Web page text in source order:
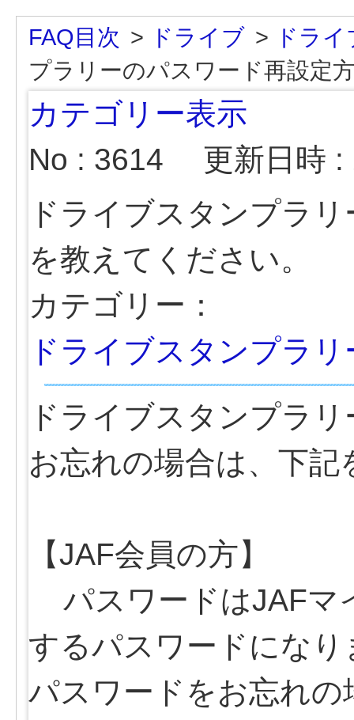
FAQ目次 > ドライブ > ドラ
プラリーのパスワード再設定
カテゴリー表示
No : 3614
更新日時
ドライブスタンプラ
を教えてください。
カテゴリー：
ドライブスタンプラリ
ドライブスタンプラ
お忘れの場合は、下
【JAF会員の方】
パスワードはJAFマ
するパスワードになり
パスワードをお忘れの